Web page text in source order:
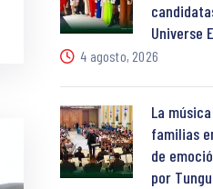
Universe
4 agosto, 2026
La
familias
de
por